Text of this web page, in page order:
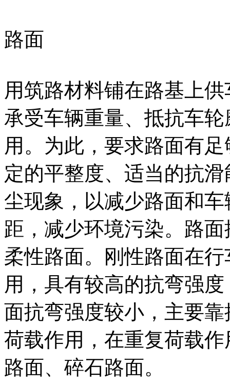
路面
用筑路材料铺在路基上
承受车辆重量、抵抗车
用。为此，要求路面有
定的平整度、适当的抗
尘现象，以减少路面和
距，减少环境污染。路
柔性路面。刚性路面在
用，具有较高的抗弯强度
面抗弯强度较小，主要
荷载作用，在重复荷载
路面、碎石路面。